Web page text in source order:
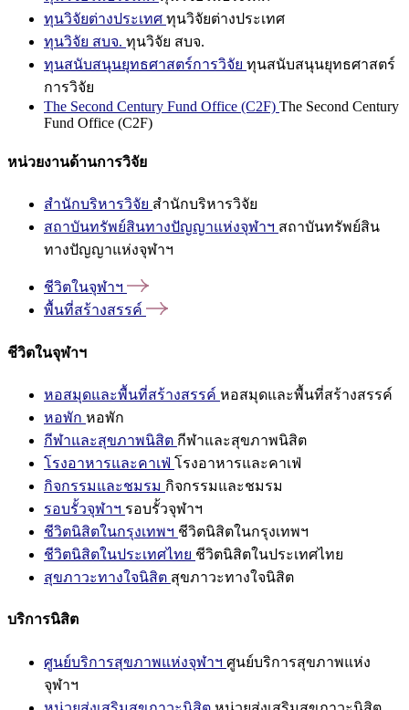
ทุนวิจัยต่างประเทศ ทุนวิจัยต่างประเทศ
ทุนวิจัย สบจ. ทุนวิจัย สบจ.
ทุนสนับสนุนยุทธศาสตร์การวิจัย ทุนสนับสนุนยุทธศาสตร์
การวิจัย
The Second Century Fund Office (C2F) The Second Century
Fund Office (C2F)
หน่วยงานด้านการวิจัย
สำนักบริหารวิจัย สำนักบริหารวิจัย
สถาบันทรัพย์สินทางปัญญาแห่งจุฬาฯ สถาบันทรัพย์สิน
ทางปัญญาแห่งจุฬาฯ
ชีวิตในจุฬาฯ
พื้นที่สร้างสรรค์
ชีวิตในจุฬาฯ
หอสมุดและพื้นที่สร้างสรรค์ หอสมุดและพื้นที่สร้างสรรค์
หอพัก หอพัก
กีฬาและสุขภาพนิสิต กีฬาและสุขภาพนิสิต
โรงอาหารและคาเฟ่ โรงอาหารและคาเฟ่
กิจกรรมและชมรม กิจกรรมและชมรม
รอบรั้วจุฬาฯ รอบรั้วจุฬาฯ
ชีวิตนิสิตในกรุงเทพฯ ชีวิตนิสิตในกรุงเทพฯ
ชีวิตนิสิตในประเทศไทย ชีวิตนิสิตในประเทศไทย
สุขภาวะทางใจนิสิต สุขภาวะทางใจนิสิต
บริการนิสิต
ศูนย์บริการสุขภาพแห่งจุฬาฯ ศูนย์บริการสุขภาพแห่ง
จุฬาฯ